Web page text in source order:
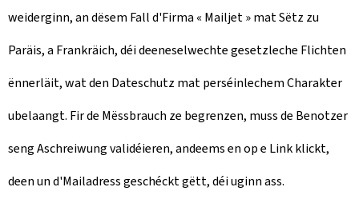
weiderginn, an dësem Fall d'Firma « Mailjet» mat Sëtz zu
Paräis, a Frankräich, déi deeneselwechte gesetzleche Flichten
ënnerläit, wat den Dateschutz mat perséinlechem Charakter
ubelaangt. Fir de Mëssbrauch ze begrenzen, muss de Benotzer
seng Aschreiwung validéieren, andeems en op e Link klickt,
deen un d'Mailadress geschéckt gëtt, déi uginn ass.